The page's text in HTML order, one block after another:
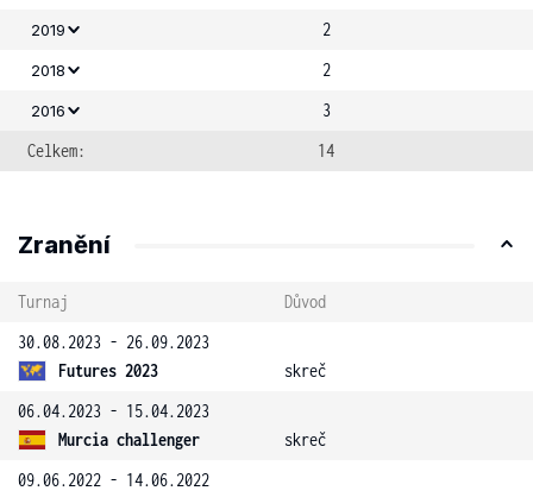
2019 2
2018 2
2016
3
Celkem:
14
Zranění
Turnaj
Důvod
30.08.2023 - 26.09.2023
Futures 2023
skreč
06.04.2023 - 15.04.2023
Murcia challenger
skreč
09.06.2022 - 14.06.2022